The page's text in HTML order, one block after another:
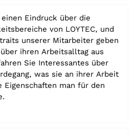
Eindruck über die
von LOYTEC, und
unserer Mitarbeiter geben
ihren Arbeitsalltag aus
Sie Interessantes über
was sie an ihrer Arbeit
Eigenschaften man für den